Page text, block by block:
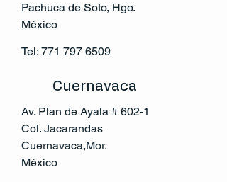
Pachuca de Soto, Hgo.
México
Tel: 771 797 6509
Cuernavaca
Av. Plan de Ayala # 602-1
Col. Jacarandas
Cuernavaca,Mor.
México